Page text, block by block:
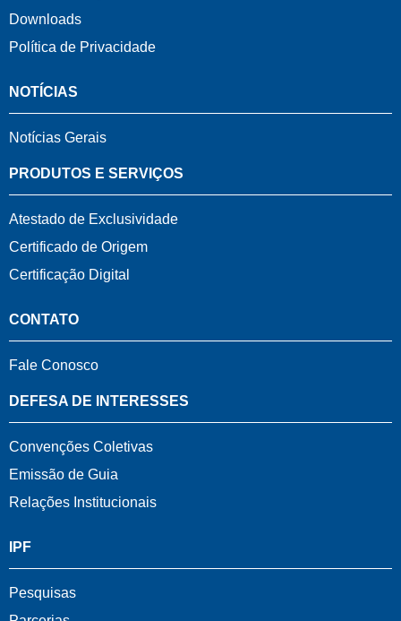
Downloads
Política de Privacidade
NOTÍCIAS
Notícias Gerais
PRODUTOS E SERVIÇOS
Atestado de Exclusividade
Certificado de Origem
Certificação Digital
CONTATO
Fale Conosco
DEFESA DE INTERESSES
Convenções Coletivas
Emissão de Guia
Relações Institucionais
IPF
Pesquisas